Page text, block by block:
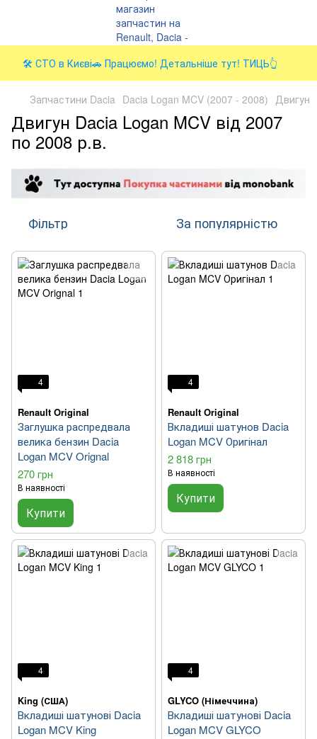
🛠️ СТО в Києві🚗 Працюємо! Детальніше тут! ТИЦЬ👆
Запчастини Dacia Dacia Logan MCV (2007 - 2008) Двигун
Двигун Dacia Logan MCV від 2007
по 2008 р.в.
Фільтр За популярністю
4
Renault Original
Заглушка распредвала
велика бензин Dacia
Logan MCV Orignal
270 грн
В наявності
Купити
4
Renault Original
Вкладиші шатунов Dacia
Logan MCV Оригінал
2 818 грн
В наявності
Купити
4
King (США)
Вкладиші шатунові Dacia
Logan MCV King
4
GLYCO (Німеччина)
Вкладиші шатунові Dacia
Logan MCV GLYCO